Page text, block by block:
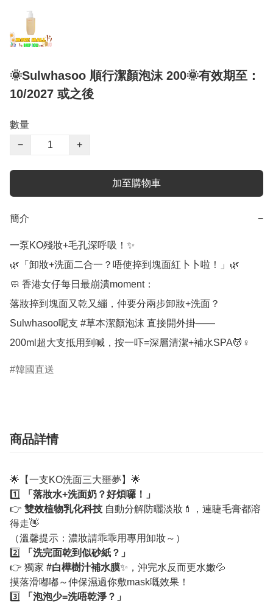
🌞Sulwhasoo 順行潔顏泡沫 200🌞有效期至：
10/2027 或之後
數量
−
+
加至購物車
簡介 −
一泵KO殘妝+毛孔深呼吸！✨
🌿「卸妝+洗面二合一？唔使捽到塊面紅卜卜啦！」🌿
🧼 香港女仔每日最崩潰moment：
落妝捽到塊面又乾又繃，仲要分兩步卸妝+洗面？
Sulwhasoo呢支 #草本潔顏泡沫 直接開外掛——
200ml超大支抵用到喊，按一吓=深層清潔+補水SPA💆♀️
韓國直送
商品詳情
🌟【一支KO洗面三大噩夢】🌟
1️⃣
「落妝水+洗面奶？好煩囉！」
👉 雙效植物乳化科技 自動分解防曬淡妝💄，連睫毛膏都溶
得走👋
（溫馨提示：濃妝請乖乖用專用卸妝～）
2️⃣
「洗完面乾到似砂紙？」
👉 獨家 #白樺樹汁補水膜✨，沖完水反而更水嫩💦
摸落滑嘟嘟～仲保濕過你敷mask嘅效果！
3️⃣
「泡泡少=洗唔乾淨？」